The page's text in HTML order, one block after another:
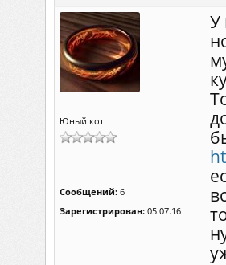
Юный кот
Сообщений: 6
Зарегистрирован: 05.07.16
У